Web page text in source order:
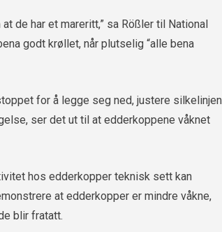
de har et mareritt,” sa Rößler til National
godt krøllet, når plutselig “alle bena
for å legge seg ned, justere silkelinjen
ser det ut til at edderkoppene våknet
hos edderkopper teknisk sett kan
at edderkopper er mindre våkne,
blir fratatt.